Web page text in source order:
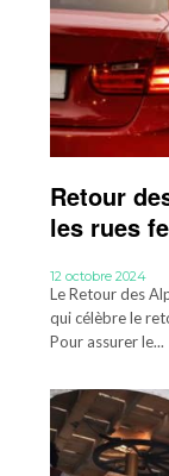
Retour
les rues
12 octobre 2024
Le Retour des
qui célèbre le
Pour assurer le...